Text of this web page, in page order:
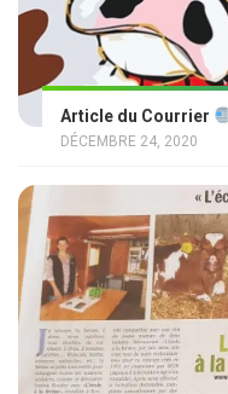
Article du Courrier
DÉCEMBRE 24, 2020